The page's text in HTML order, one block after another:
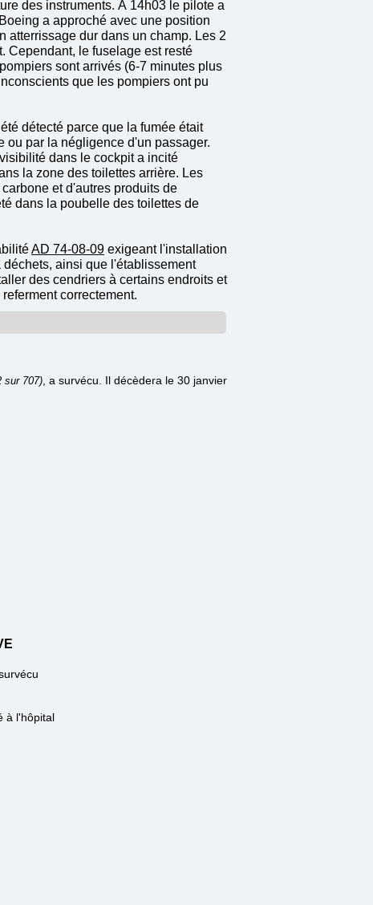
des instruments. À 14h03 le pilote a
a approché avec une position
atterrissage dur dans un champ. Les 2
Cependant, le fuselage est resté
sont arrivés (6-7 minutes plus
que les pompiers ont pu
détecté parce que la fumée était
ou par la négligence d'un passager.
dans le cockpit a incité
la zone des toilettes arrière. Les
et d'autres produits de
dans la poubelle des toilettes de
AD 74-08-09 exigeant l'installation
ainsi que l'établissement
des cendriers à certains endroits et
correctement.
sur 707) , a survécu. Il décèdera le 30 janvier
survécu
à l'hôpital